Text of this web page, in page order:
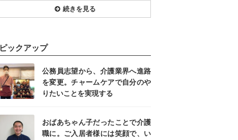
続きを見る
ピックアップ
公務員志望から、介護業界へ進路
を変更。チャームケアで自分のや
りたいことを実現する
おばあちゃん子だったことで介護
職に。ご入居者様には笑顔で、い